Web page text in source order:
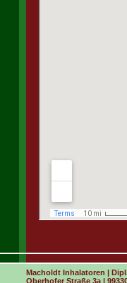
Macholdt Inhalatoren |
Oberhofer Straße 3a |